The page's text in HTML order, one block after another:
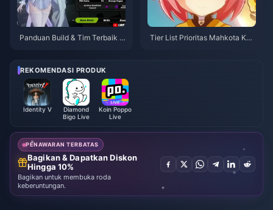
Panduan Build & Tim Terbaik R
Tier List Prioritas Mahkota Kar
REKOMENDASI PRODUK
Identity V
Diamond
Bigo Live
Koin Poppo
Live
PENAWARAN TERBATAS
Bagikan & Dapatkan Diskon
Hingga 10%
Bagikan untuk membuka roda
keberuntungan.